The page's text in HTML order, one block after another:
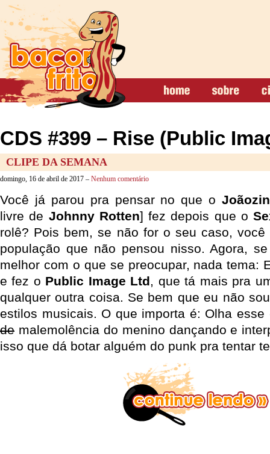
CDS #399 – Rise (Public
CLIPE DA SEMANA
domingo, 16 de abril de 2017 – Nenhum comentário
Você já parou pra pensar no que o
livre de Johnny Rotten] fez depois que o
rolê? Pois bem, se não for o seu caso,
população que não pensou nisso. Agora,
melhor com o que se preocupar, nada tema:
e fez o Public Image Ltd, que tá mais pra
qualquer outra coisa. Se bem que eu não
estilos musicais. O que importa é: Olha
de malemolência do menino dançando e
isso que dá botar alguém do punk pra tentar